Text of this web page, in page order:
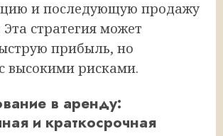
и последующую продажу
стратегия может
прибыль, но
высокими рисками.
в аренду:
и краткосрочная